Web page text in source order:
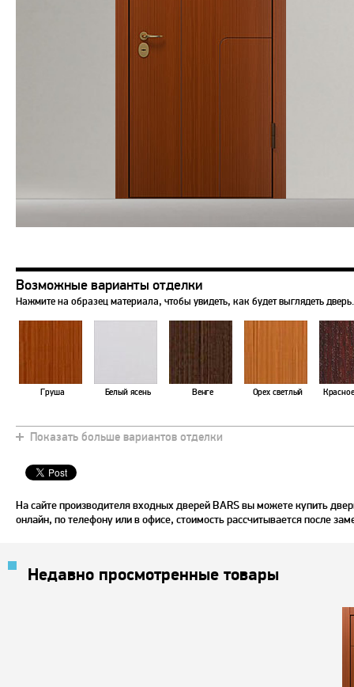
Возможные варианты отделки
Нажмите на образец материала, чтобы увидеть, как будет выглядеть дверь.
Груша Белый ясень Венге Орех светлый
Показать больше вариантов отделки
На сайте производителя входных дверей BARS вы можете купить
онлайн, по телефону или в офисе, стоимость рассчитывается после
Недавно просмотренные товары